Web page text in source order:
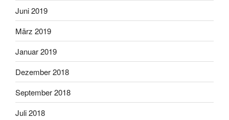
Juni 2019
März 2019
Januar 2019
Dezember 2018
September 2018
Juli 2018